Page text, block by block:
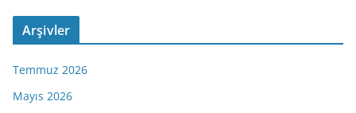
Arşivler
Temmuz 2026
Mayıs 2026